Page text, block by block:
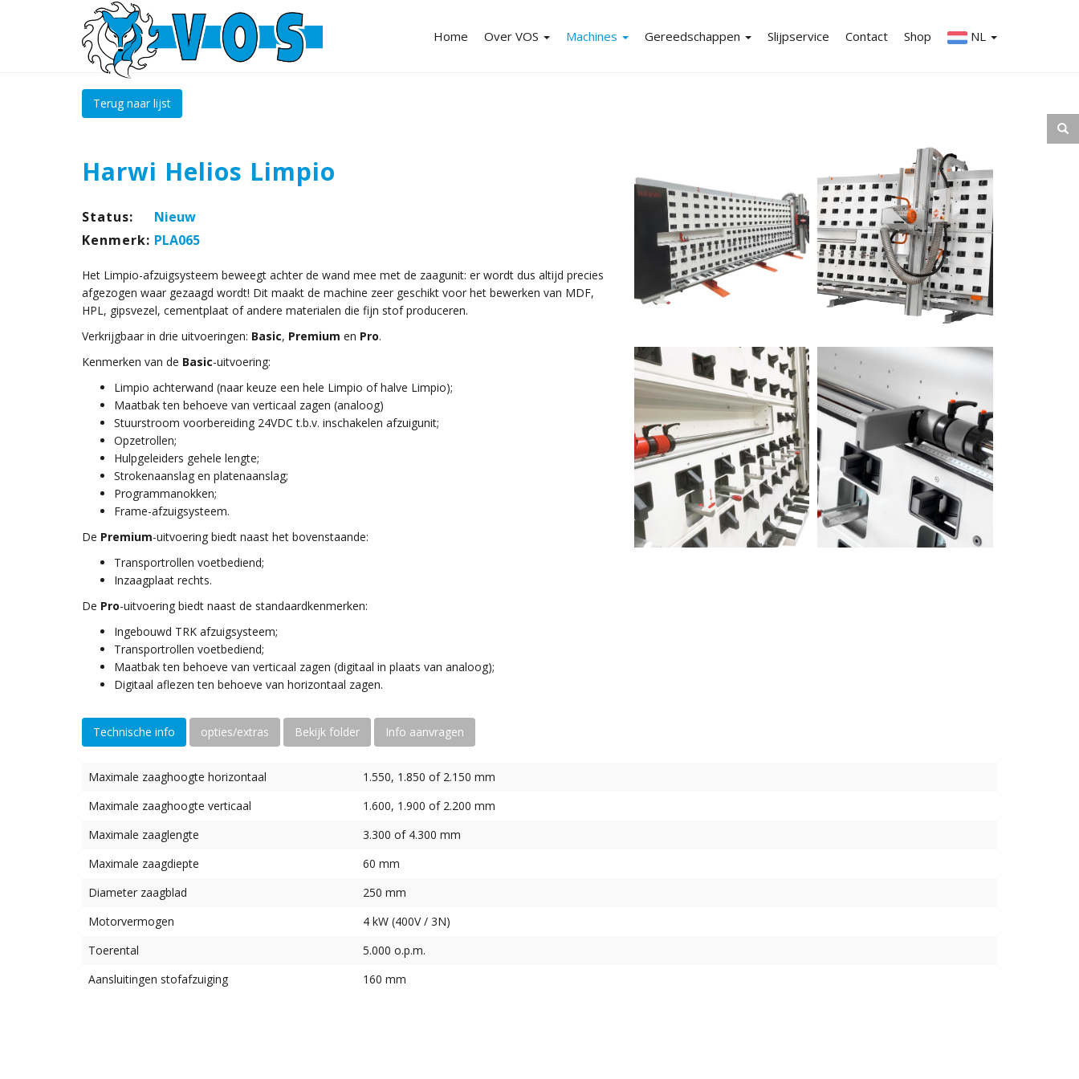
Home Over VOS Machines
Veiligheidsaccessoires
Reparatie en onderhoud
Gereedschappen Slijpservice Contact Shop NL
Terug naar lijst
Harwi Helios Limpio
Status:
Nieuw
Kenmerk: PLA065
Het Limpio-afzuigsysteem beweegt achter de wand mee met de zaagunit: er wordt dus altijd precies
afgezogen waar gezaagd wordt! Dit maakt de machine zeer geschikt voor het bewerken van MDF,
HPL, gipsvezel, cementplaat of andere materialen die fijn stof produceren.
Verkrijgbaar in drie uitvoeringen: Basic, Premium en Pro.
Kenmerken van de Basic-uitvoering:
Limpio achterwand (naar keuze een hele Limpio of halve Limpio);
Maatbak ten behoeve van verticaal zagen (analoog)
Stuurstroom voorbereiding 24VDC t.b.v. inschakelen afzuigunit;
Opzetrollen;
Hulpgeleiders gehele lengte;
Strokenaanslag en platenaanslag;
Programmanokken;
Frame-afzuigsysteem.
De Premium-uitvoering biedt naast het bovenstaande:
Transportrollen voetbediend;
Inzaagplaat rechts.
De Pro-uitvoering biedt naast de standaardkenmerken:
Ingebouwd TRK afzuigsysteem;
Transportrollen voetbediend;
Maatbak ten behoeve van verticaal zagen (digitaal in plaats van analoog);
Digitaal aflezen ten behoeve van horizontaal zagen.
Technische info opties/extras Bekijk folder Info aanvragen
Maximale zaaghoogte horizontaal
1.550, 1.850 of 2.150 mm
Maximale zaaghoogte verticaal
1.600, 1.900 of 2.200 mm
Maximale zaaglengte
3.300 of 4.300 mm
Maximale zaagdiepte
60 mm
Diameter zaagblad
250 mm
Motorvermogen
4 kW (400V / 3N)
Toerental
5.000 o.p.m.
Aansluitingen stofafzuiging
160 mm